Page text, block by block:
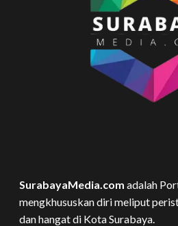
SurabayaMedia.com adalah
mengkhususkan diri meliput
dan hangat di Kota Surabaya.